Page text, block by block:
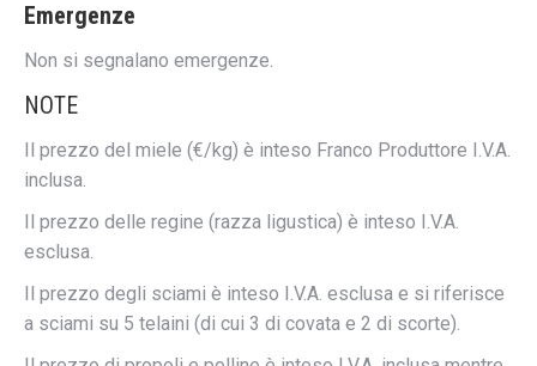
Emergenze
Non si segnalano emergenze.
NOTE
Il prezzo del miele (€/kg) è inteso Franco Produttore I.V.A.
inclusa.
Il prezzo delle regine (razza ligustica) è inteso I.V.A.
esclusa.
Il prezzo degli sciami è inteso I.V.A. esclusa e si riferisce
a sciami su 5 telaini (di cui 3 di covata e 2 di scorte).